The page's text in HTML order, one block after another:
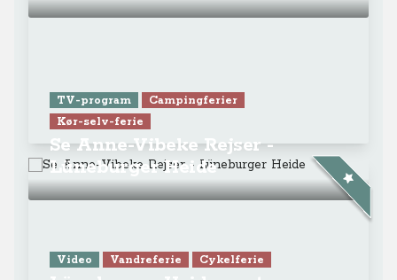
TV-program
Campingferier
Kør-selv-ferie
Se Anne-Vibeke Rejser -
Lüneburger Heide
Video Vandreferie Cykelferie